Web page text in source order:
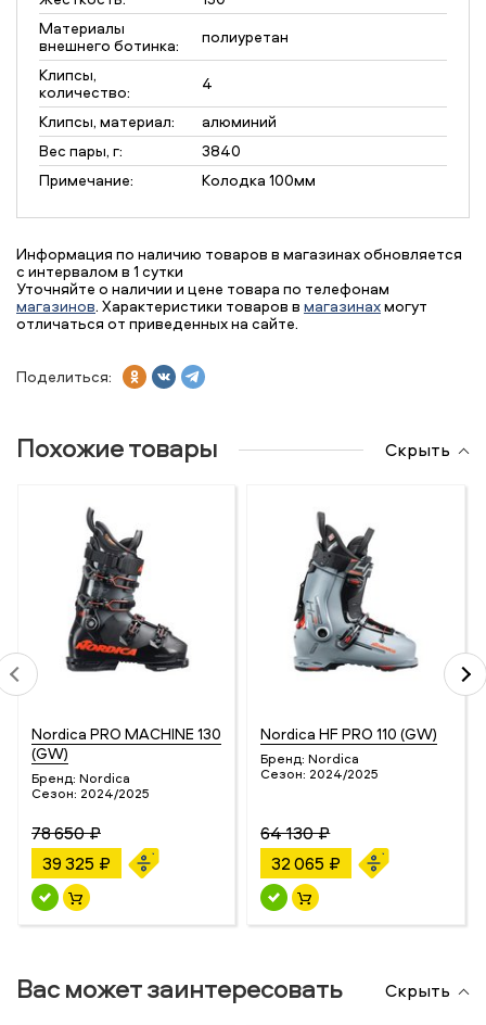
Материалы
внешнего ботинка:
полиуретан
Клипсы,
количество:
4
Клипсы, материал:
алюминий
Вес пары, г:
3840
Примечание:
Колодка 100мм
Информация по наличию товаров в магазинах обновляется
с интервалом в 1 сутки
Уточняйте о наличии и цене товара по телефонам
магазинов. Характеристики товаров в магазинахмогут
отличаться от приведенных на сайте.
Поделиться:
Похожие товары Скрыть
Nordica PRO MACHINE 130
(GW)
Бренд: Nordica
Сезон: 2024/2025
78 650 ₽
39 325 ₽
Nordica HF PRO 110 (GW)
Бренд: Nordica
Сезон: 2024/2025
64 130 ₽
32 065 ₽
Вас может заинтересовать Скрыть